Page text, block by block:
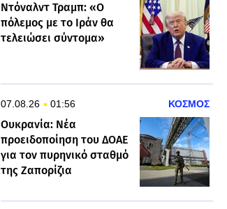
Ντόναλντ Τραμπ: «Ο
πόλεμος με το Ιράν θα
τελειώσει σύντομα»
07.08.26 01:56 ΚΟΣΜΟΣ
Ουκρανία: Νέα
προειδοποίηση του ΔΟΑΕ
για τον πυρηνικό σταθμό
της Ζαπορίζια